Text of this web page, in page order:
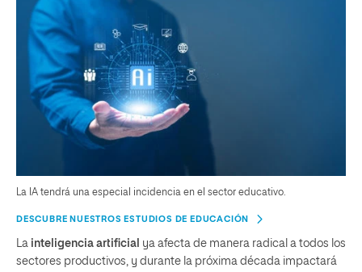
La IA tendrá una especial incidencia en el sector educativo.
DESCUBRE NUESTROS ESTUDIOS DE EDUCACIÓN
La inteligencia artificial ya afecta de manera radical a todos los
sectores productivos, y durante la próxima década impactará